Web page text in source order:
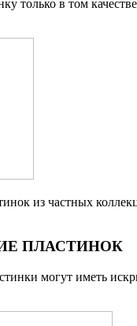
только в том
из частных
ПЛАСТИНОК
могут иметь